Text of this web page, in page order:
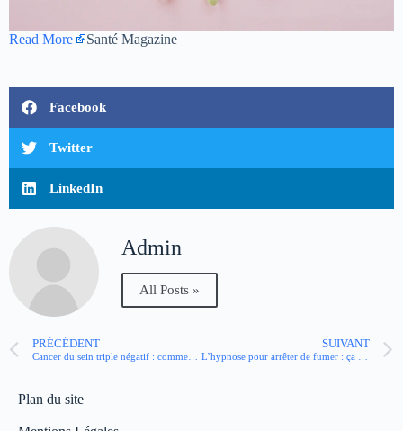
Read More Santé Magazine
Facebook
Twitter
LinkedIn
Admin
All Posts »
PRÉCÉDENT
Cancer du sein triple négatif : comment l’immunothérapie change la donne ?
SUIVANT
L’hypnose pour arrêter de fumer : ça marche vraiment ?
Plan du site